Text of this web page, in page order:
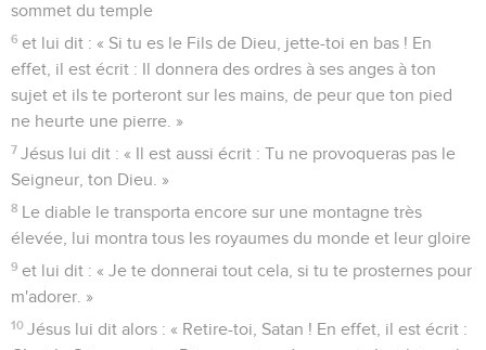
sommet du temple
6 et lui dit : « Si tu es le Fils de Dieu, jette-toi en bas ! En
effet, il est écrit : Il donnera des ordres à ses anges à ton
sujet et ils te porteront sur les mains, de peur que ton pied
ne heurte une pierre. »
7 Jésus lui dit : « Il est aussi écrit : Tu ne provoqueras pas le
Seigneur, ton Dieu. »
8 Le diable le transporta encore sur une montagne très
élevée, lui montra tous les royaumes du monde et leur gloire
9 et lui dit : « Je te donnerai tout cela, si tu te prosternes pour
m'adorer. »
10 Jésus lui dit alors : « Retire-toi, Satan ! En effet, il est écrit :